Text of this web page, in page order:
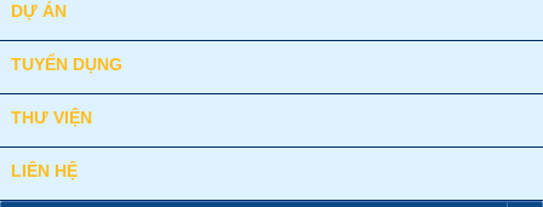
DỰ ÁN
TUYỂN DỤNG
THƯ VIỆN
LIÊN HỆ